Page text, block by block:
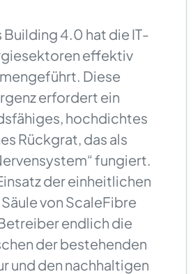
Building 4.0 hat die IT-
effektiv
Diese
erfordert ein
hochdichtes
Rückgrat, das als
fungiert.
der einheitlichen
von ScaleFibre
endlich die
der bestehenden
und den nachhaltigen